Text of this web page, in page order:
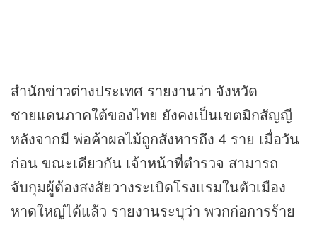
สำนักข่าวต่างประเทศ รายงานว่า จังหวัด
ชายแดนภาคใต้ของไทย ยังคงเป็นเขตมิกสัญญี
หลังจากมี พ่อค้าผลไม้ถูกสังหารถึง 4 ราย เมื่อวัน
ก่อน ขณะเดียวกัน เจ้าหน้าที่ตำรวจ สามารถ
จับกุมผู้ต้องสงสัยวางระเบิดโรงแรมในตัวเมือง
หาดใหญ่ได้แล้ว รายงานระบุว่า พวกก่อการร้าย